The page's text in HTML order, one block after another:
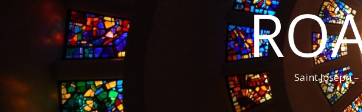
Saint Joseph